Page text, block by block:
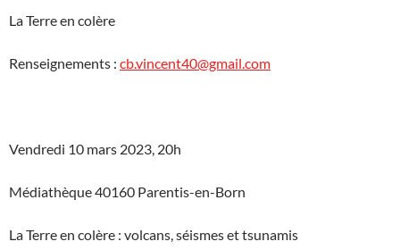
La Terre en colère
Renseignements : cb.vincent40@gmail.com
Vendredi 10 mars 2023, 20h
Médiathèque 40160 Parentis-en-Born
La Terre en colère : volcans, séismes et tsunamis